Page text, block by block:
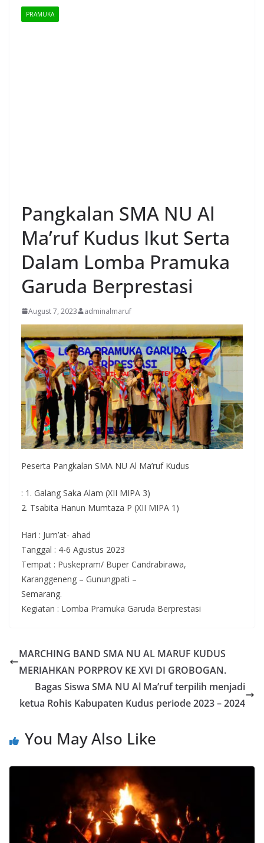
PRAMUKA
Pangkalan SMA NU Al
Ma’ruf Kudus Ikut Serta
Dalam Lomba Pramuka
Garuda Berprestasi
August 7, 2023 adminalmaruf
Peserta Pangkalan SMA NU Al Ma’ruf Kudus
: 1. Galang Saka Alam (XII MIPA 3)
2. Tsabita Hanun Mumtaza P (XII MIPA 1)
Hari : Jum’at- ahad
Tanggal : 4-6 Agustus 2023
Tempat : Puskepram/ Buper Candrabirawa,
Karanggeneng – Gunungpati –
Semarang.
Kegiatan : Lomba Pramuka Garuda Berprestasi
MARCHING BAND SMA NU AL MARUF KUDUS
MERIAHKAN PORPROV KE XVI DI GROBOGAN.
Bagas Siswa SMA NU Al Ma’ruf terpilih menjadi
ketua Rohis Kabupaten Kudus periode 2023 – 2024
You May Also Like